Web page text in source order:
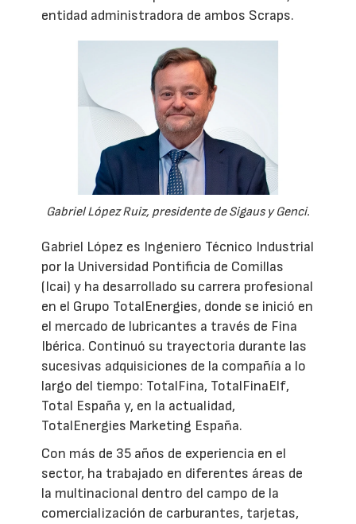
entidad administradora de ambos Scraps.
Gabriel López Ruiz, presidente de Sigaus y Genci.
Gabriel López es Ingeniero Técnico Industrial
por la Universidad Pontificia de Comillas
(Icai) y ha desarrollado su carrera profesional
en el Grupo TotalEnergies, donde se inició en
el mercado de lubricantes a través de Fina
Ibérica. Continuó su trayectoria durante las
sucesivas adquisiciones de la compañía a lo
largo del tiempo: TotalFina, TotalFinaElf,
Total España y, en la actualidad,
TotalEnergies Marketing España.
Con más de 35 años de experiencia en el
sector, ha trabajado en diferentes áreas de
la multinacional dentro del campo de la
comercialización de carburantes, tarjetas,